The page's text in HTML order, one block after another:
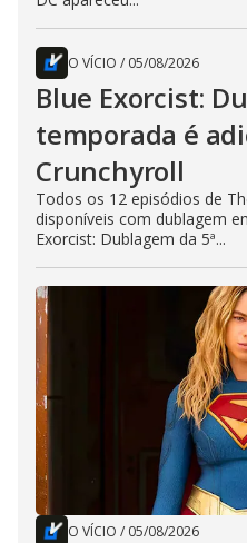
O VÍCIO / 05/08/2026
Blue Exorcist:
temporada é
Crunchyroll
Todos os 12 episódios de
disponíveis com dublagem
Exorcist: Dublagem da 5ª...
O VÍCIO / 05/08/2026